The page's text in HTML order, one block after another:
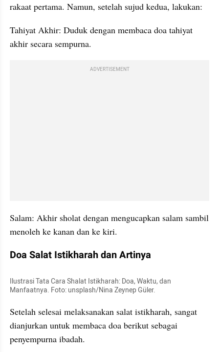
rakaat pertama. Namun, setelah sujud kedua, lakukan:
Tahiyat Akhir: Duduk dengan membaca doa tahiyat
akhir secara sempurna.
ADVERTISEMENT
Salam: Akhir sholat dengan mengucapkan salam sambil
menoleh ke kanan dan ke kiri.
Doa Salat Istikharah dan Artinya
Ilustrasi Tata Cara Shalat Istikharah: Doa, Waktu, dan
Manfaatnya. Foto: unsplash/Nina Zeynep Güler.
Setelah selesai melaksanakan salat istikharah, sangat
dianjurkan untuk membaca doa berikut sebagai
penyempurna ibadah.